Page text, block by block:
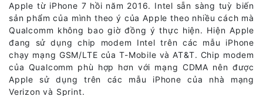
Apple từ iPhone 7 hồi năm 2016. Intel sẵn sàng tuỳ biến
sản phẩm của mình theo ý của Apple theo nhiều cách mà
Qualcomm không bao giờ đồng ý thực hiện. Hiện Apple
đang sử dụng chip modem Intel trên các mẫu iPhone
chạy mạng GSM/LTE của T-Mobile và AT&T. Chip modem
của Qualcomm phù hợp hơn với mạng CDMA nên được
Apple sử dụng trên các mẫu iPhone của nhà mạng
Verizon và Sprint.